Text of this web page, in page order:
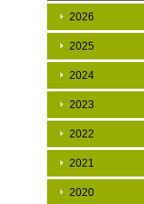
2026
2025
2024
2023
2022
2021
2020